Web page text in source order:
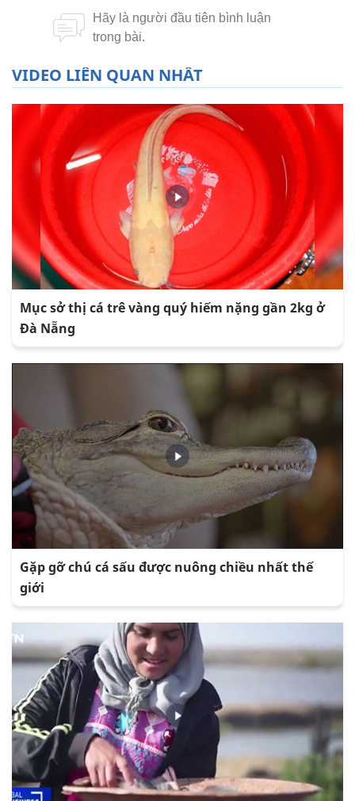
VIDEO LIÊN QUAN NHẤT
Mục sở thị cá trê vàng quý hiếm nặng gần 2kg ở
Đà Nẵng
Gặp gỡ chú cá sấu được nuông chiều nhất thế
giới